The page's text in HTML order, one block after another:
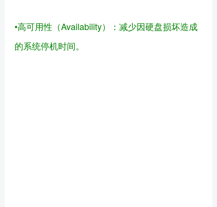
•高可用性（Availability）：减少因硬盘损坏造成
的系统停机时间。